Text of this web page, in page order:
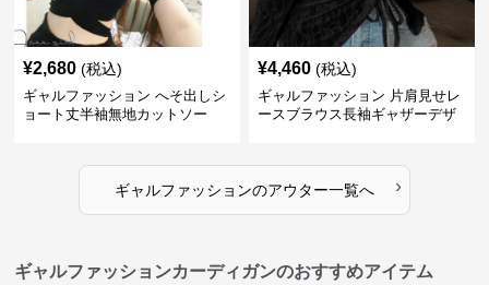
¥2,680 (税込)
ギャルファッション へそ出しシ
ョート丈半袖無地カットソー
¥4,460 (税込)
ギャルファッション 片肩見せレ
ースブラウス長袖ギャザーデザ
ギャルファッションのアウター一覧へ ›
ギャルファッションカーディガンのおすすめアイテム